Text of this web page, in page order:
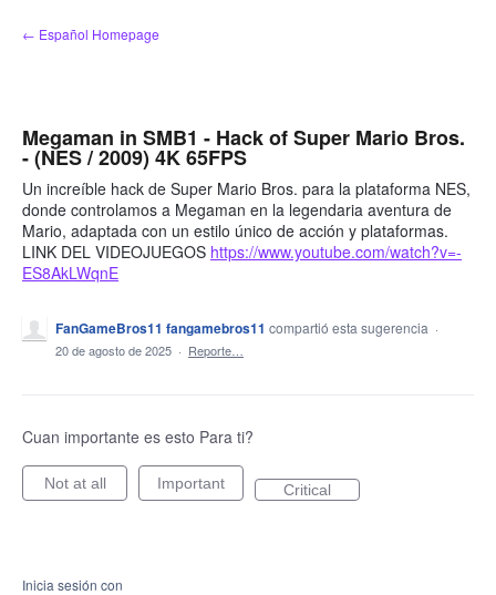
saltar
al
← Español Homepage
Megaman in SMB1 - Hack of Super Mario Bros.
- (NES / 2009) 4K 65FPS
Un increíble hack de Super Mario Bros. para la plataforma NES,
donde controlamos a Megaman en la legendaria aventura de
Mario, adaptada con un estilo único de acción y plataformas.
LINK DEL VIDEOJUEGOS https://www.youtube.com/watch?v=-
ES8AkLWqnE
FanGameBros11 fangamebros11 compartió esta sugerencia ·
20 de agosto de 2025 · Reporte…
Cuan importante es esto Para ti?
Not at all Important Critical
Inicia sesión con